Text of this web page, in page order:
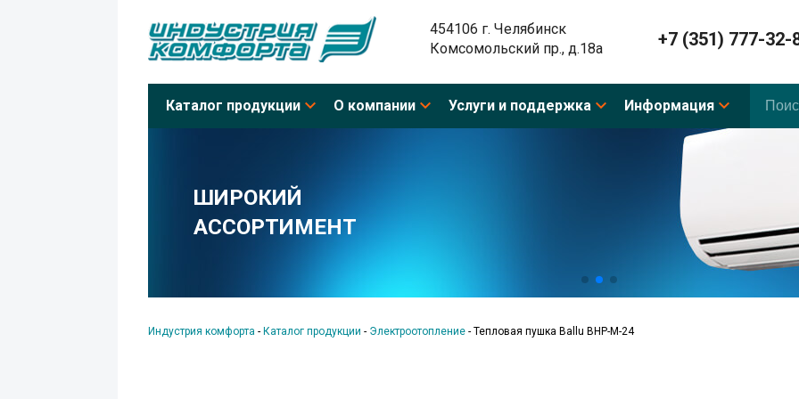
454106 г. Челябинск
Комсомольский пр., д.18а
+7 (351) 777-32-
Каталог продукции О компании Услуги и поддержка Информация
ШИРОКИЙ
АССОРТИМЕНТ
Индустрия комфорта - Каталог продукции - Электроотопление - Тепловая пушка Ballu BHP-M-24